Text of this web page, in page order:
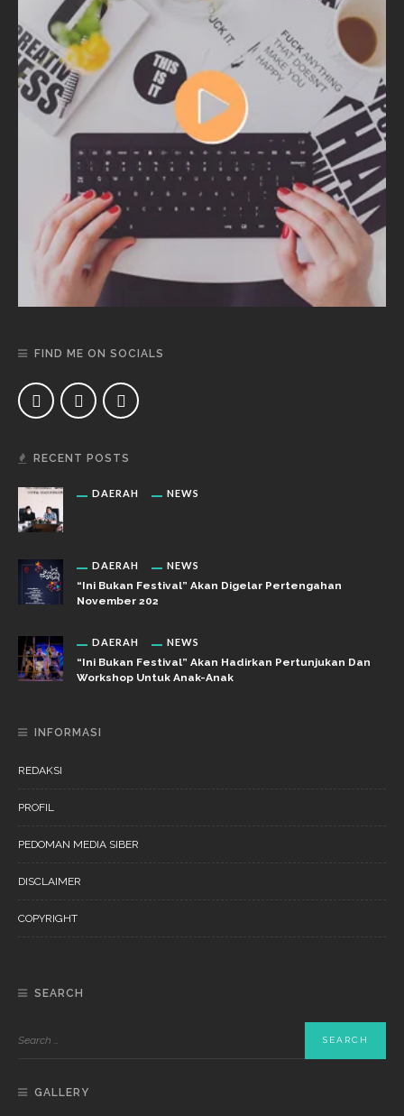
FIND ME ON SOCIALS
RECENT POSTS
DAERAH NEWS
DAERAH NEWS
“Ini Bukan Festival” Akan Digelar Pertengahan
November 202
DAERAH NEWS
“Ini Bukan Festival” Akan Hadirkan Pertunjukan Dan
Workshop Untuk Anak-Anak
INFORMASI
REDAKSI
PROFIL
PEDOMAN MEDIA SIBER
DISCLAIMER
COPYRIGHT
SEARCH
GALLERY